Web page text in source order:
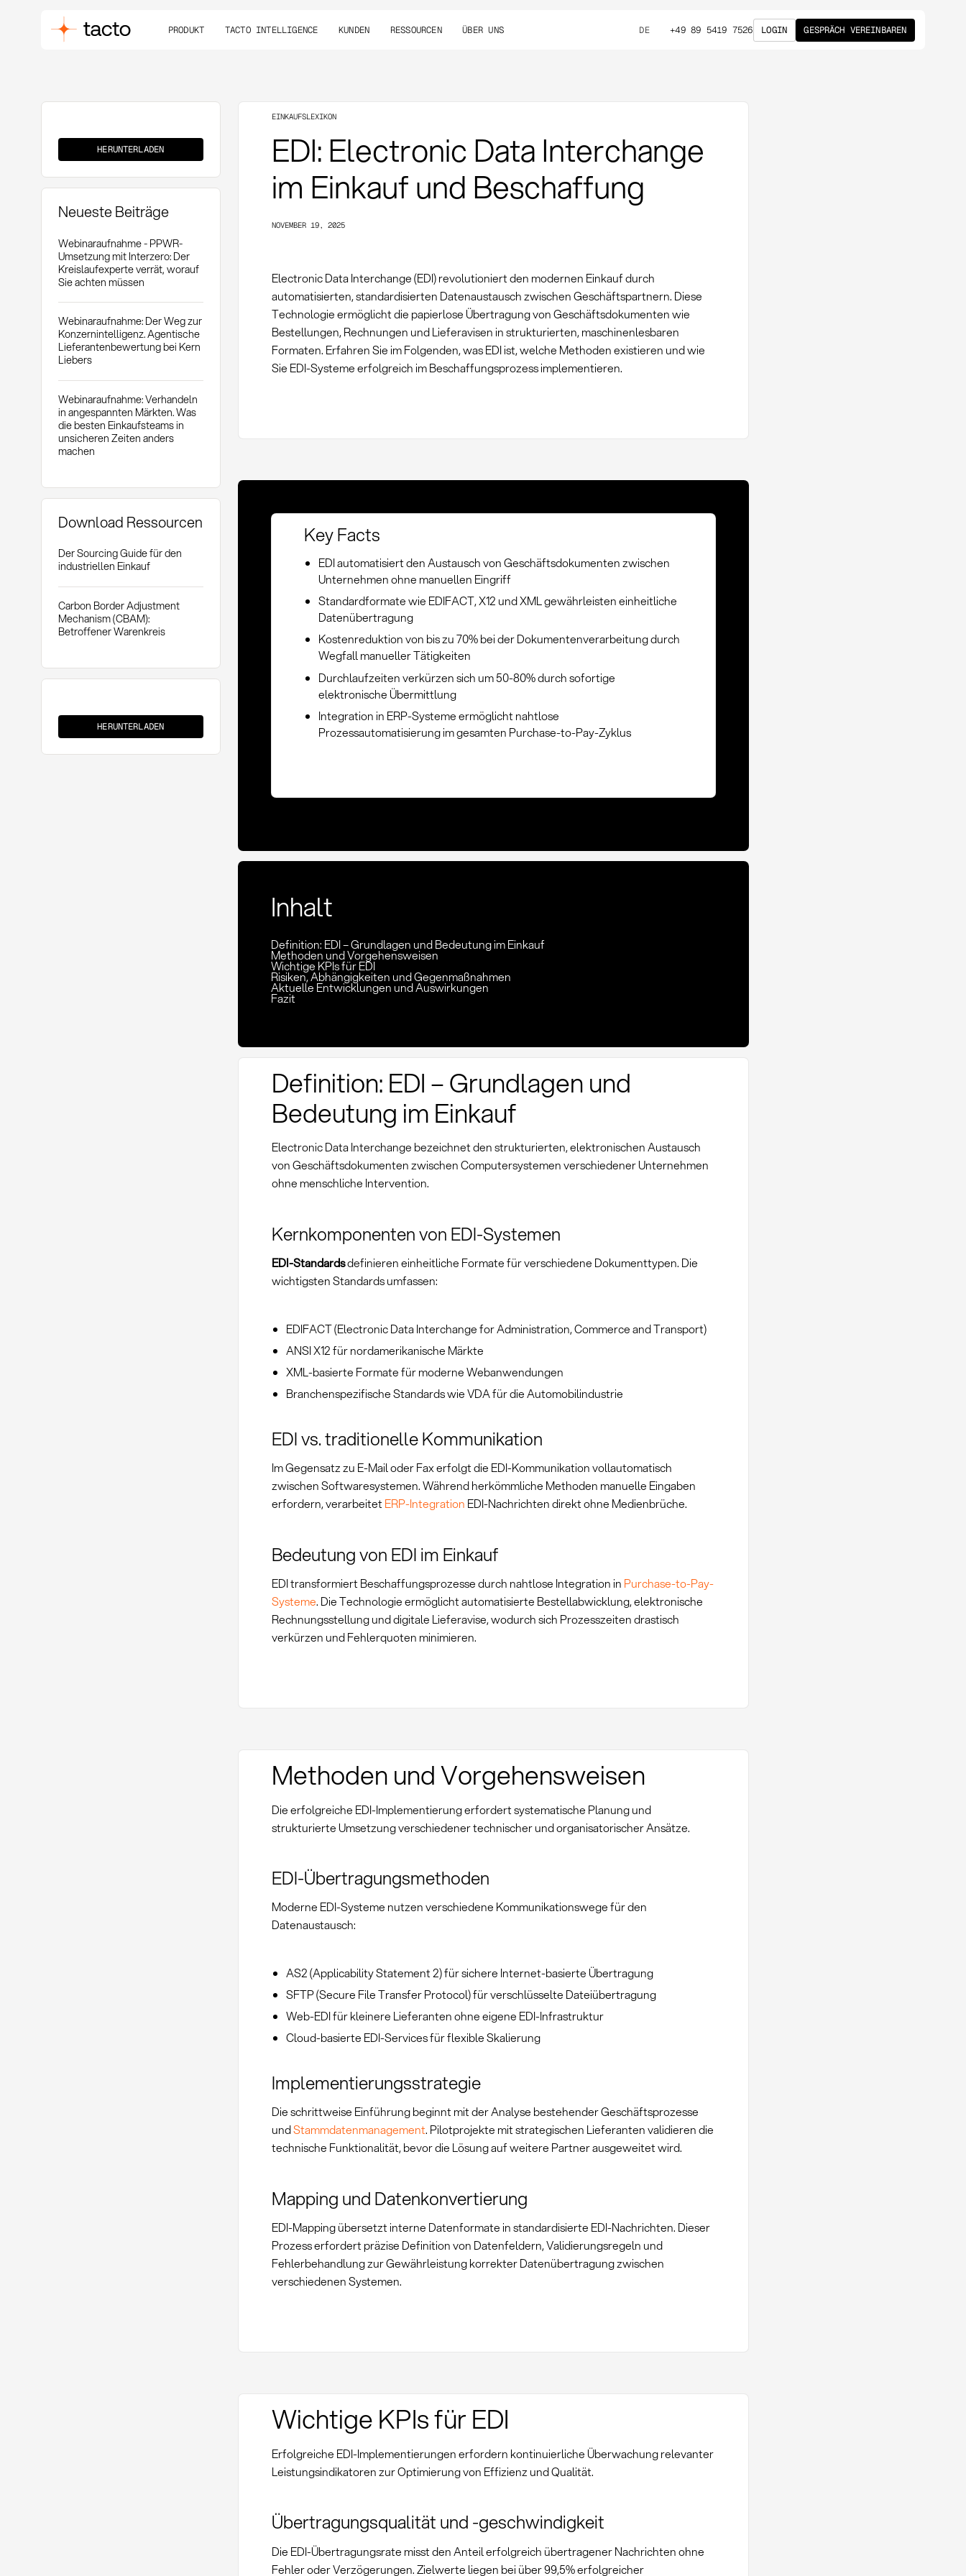
PRODUKT TACTO INTELLIGENCE KUNDEN RESSOURCEN ÜBER UNS DE +49 89 5419 7526 LOGIN GESPRÄCH VEREINBAREN
HERUNTERLADEN
Neueste Beiträge
Webinaraufnahme - PPWR-
Umsetzung mit Interzero: Der
Kreislaufexperte verrät, worauf
Sie achten müssen
Webinaraufnahme: Der Weg zur
Konzernintelligenz. Agentische
Lieferantenbewertung bei Kern
Liebers
Webinaraufnahme: Verhandeln
in angespannten Märkten. Was
die besten Einkaufsteams in
unsicheren Zeiten anders
machen
Download Ressourcen
Der Sourcing Guide für den
industriellen Einkauf
Carbon Border Adjustment
Mechanism (CBAM):
Betroffener Warenkreis
HERUNTERLADEN
EINKAUFSLEXIKON
EDI: Electronic Data Interchange
im Einkauf und Beschaffung
NOVEMBER 19, 2025
Electronic Data Interchange (EDI) revolutioniert den modernen Einkauf durch
automatisierten, standardisierten Datenaustausch zwischen Geschäftspartnern. Diese
Technologie ermöglicht die papierlose Übertragung von Geschäftsdokumenten wie
Bestellungen, Rechnungen und Lieferavisen in strukturierten, maschinenlesbaren
Formaten. Erfahren Sie im Folgenden, was EDI ist, welche Methoden existieren und wie
Sie EDI-Systeme erfolgreich im Beschaffungsprozess implementieren.
Key Facts
EDI automatisiert den Austausch von Geschäftsdokumenten zwischen
Unternehmen ohne manuellen Eingriff
Standardformate wie EDIFACT, X12 und XML gewährleisten einheitliche
Datenübertragung
Kostenreduktion von bis zu 70% bei der Dokumentenverarbeitung durch
Wegfall manueller Tätigkeiten
Durchlaufzeiten verkürzen sich um 50-80% durch sofortige
elektronische Übermittlung
Integration in ERP-Systeme ermöglicht nahtlose
Prozessautomatisierung im gesamten Purchase-to-Pay-Zyklus
Inhalt
Definition: EDI – Grundlagen und Bedeutung im Einkauf
Methoden und Vorgehensweisen
Wichtige KPIs für EDI
Risiken, Abhängigkeiten und Gegenmaßnahmen
Aktuelle Entwicklungen und Auswirkungen
Fazit
Definition: EDI – Grundlagen und
Bedeutung im Einkauf
Electronic Data Interchange bezeichnet den strukturierten, elektronischen Austausch
von Geschäftsdokumenten zwischen Computersystemen verschiedener Unternehmen
ohne menschliche Intervention.
Kernkomponenten von EDI-Systemen
EDI-Standardsdefinieren einheitliche Formate für verschiedene Dokumenttypen. Die
wichtigsten Standards umfassen:
EDIFACT (Electronic Data Interchange for Administration, Commerce and Transport)
ANSI X12 für nordamerikanische Märkte
XML-basierte Formate für moderne Webanwendungen
Branchenspezifische Standards wie VDA für die Automobilindustrie
EDI vs. traditionelle Kommunikation
Im Gegensatz zu E-Mail oder Fax erfolgt die EDI-Kommunikation vollautomatisch
zwischen Softwaresystemen. Während herkömmliche Methoden manuelle Eingaben
erfordern, verarbeitet ERP-Integration EDI-Nachrichten direkt ohne Medienbrüche.
Bedeutung von EDI im Einkauf
EDI transformiert Beschaffungsprozesse durch nahtlose Integration in Purchase-to-Pay-
Systeme. Die Technologie ermöglicht automatisierte Bestellabwicklung, elektronische
Rechnungsstellung und digitale Lieferavise, wodurch sich Prozesszeiten drastisch
verkürzen und Fehlerquoten minimieren.
Methoden und Vorgehensweisen
Die erfolgreiche EDI-Implementierung erfordert systematische Planung und
strukturierte Umsetzung verschiedener technischer und organisatorischer Ansätze.
EDI-Übertragungsmethoden
Moderne EDI-Systeme nutzen verschiedene Kommunikationswege für den
Datenaustausch:
AS2 (Applicability Statement 2) für sichere Internet-basierte Übertragung
SFTP (Secure File Transfer Protocol) für verschlüsselte Dateiübertragung
Web-EDI für kleinere Lieferanten ohne eigene EDI-Infrastruktur
Cloud-basierte EDI-Services für flexible Skalierung
Implementierungsstrategie
Die schrittweise Einführung beginnt mit der Analyse bestehender Geschäftsprozesse
undStammdatenmanagement. Pilotprojekte mit strategischen Lieferanten validieren die
technische Funktionalität, bevor die Lösung auf weitere Partner ausgeweitet wird.
Mapping und Datenkonvertierung
EDI-Mapping übersetzt interne Datenformate in standardisierte EDI-Nachrichten. Dieser
Prozess erfordert präzise Definition von Datenfeldern, Validierungsregeln und
Fehlerbehandlung zur Gewährleistung korrekter Datenübertragung zwischen
verschiedenen Systemen.
Wichtige KPIs für EDI
Erfolgreiche EDI-Implementierungen erfordern kontinuierliche Überwachung relevanter
Leistungsindikatoren zur Optimierung von Effizienz und Qualität.
Übertragungsqualität und -geschwindigkeit
Die EDI-Übertragungsrate misst den Anteil erfolgreich übertragener Nachrichten ohne
Fehler oder Verzögerungen. Zielwerte liegen bei über 99,5% erfolgreicher